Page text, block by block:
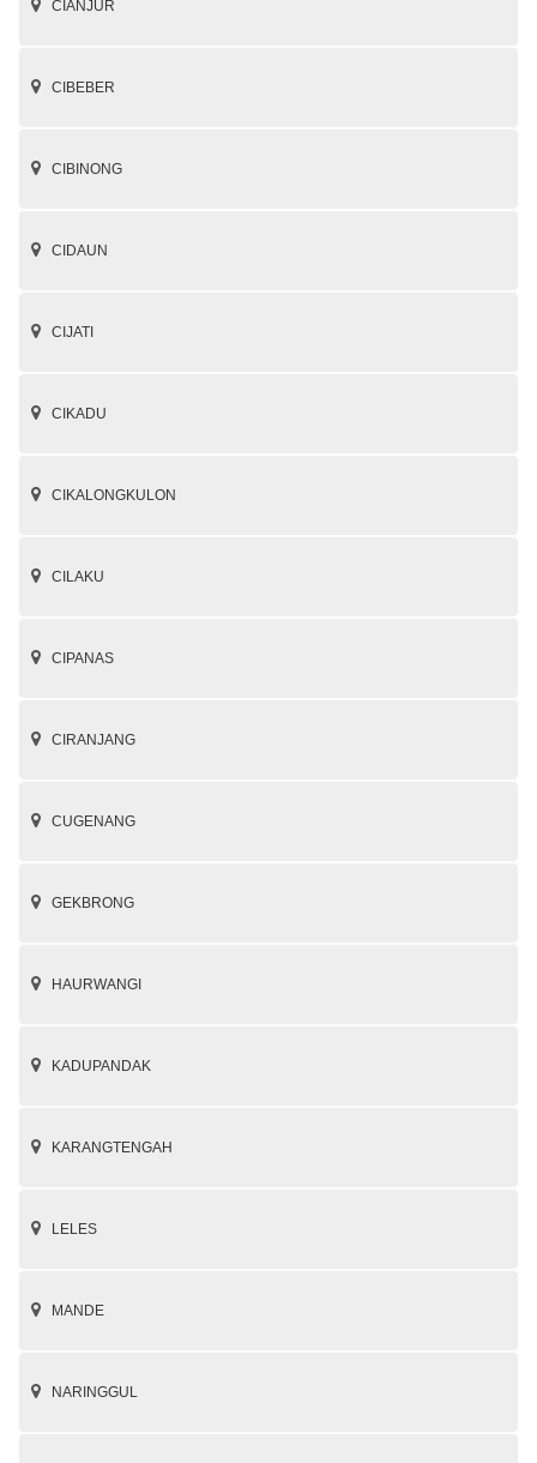
CIANJUR
CIBEBER
CIBINONG
CIDAUN
CIJATI
CIKADU
CIKALONGKULON
CILAKU
CIPANAS
CIRANJANG
CUGENANG
GEKBRONG
HAURWANGI
KADUPANDAK
KARANGTENGAH
LELES
MANDE
NARINGGUL